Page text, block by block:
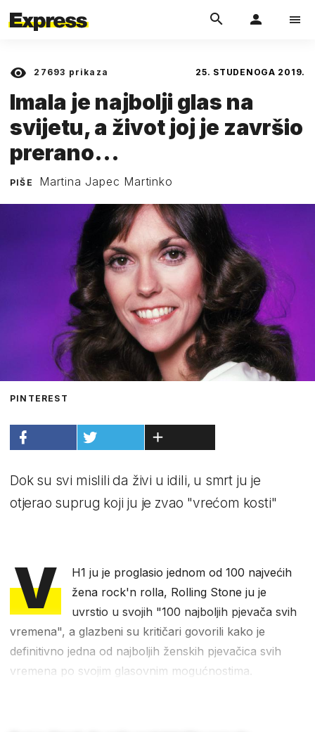
27693 prikaza 25. STUDENOGA 2019.
Imala je najbolji glas na
svijetu, a život joj je završio
prerano...
PIŠE Martina Japec Martinko
PINTEREST
Dok su svi mislili da živi u idili, u smrt ju je
otjerao suprug koji ju je zvao "vrećom kosti"
V
H1 ju je proglasio jednom od 100 najvećih
žena rock'n rolla, Rolling Stone ju je
uvrstio u svojih "100 najboljih pjevača svih
vremena", a glazbeni su kritičari govorili kako je
definitivno jedna od najboljih ženskih pjevačica svih
vremena po svojim glasovnim mogućnostima.